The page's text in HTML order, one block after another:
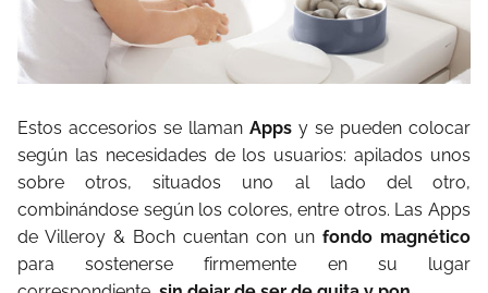
Estos accesorios se llaman Apps y se pueden colocar
según las necesidades de los usuarios: apilados unos
sobre otros, situados uno al lado del otro,
combinándose según los colores, entre otros. Las Apps
de Villeroy & Boch cuentan con un fondo magnético
para sostenerse firmemente en su lugar